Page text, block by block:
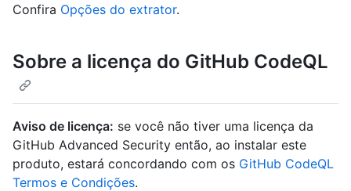
Confira Opções do extrator.
Sobre a licença do GitHub CodeQL
Aviso de licença: se você não tiver uma licença da
GitHub Advanced Security então, ao instalar este
produto, estará concordando com os GitHub CodeQL
Termos e Condições.